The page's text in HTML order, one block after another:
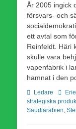
År 2005 ingick
försvars- och
ett avtal som
Reinfeldt. Häri
skulle vara
vapenfabrik i
hamnat i den
Kategorier
Ledare
strategiska
Saudiarabien